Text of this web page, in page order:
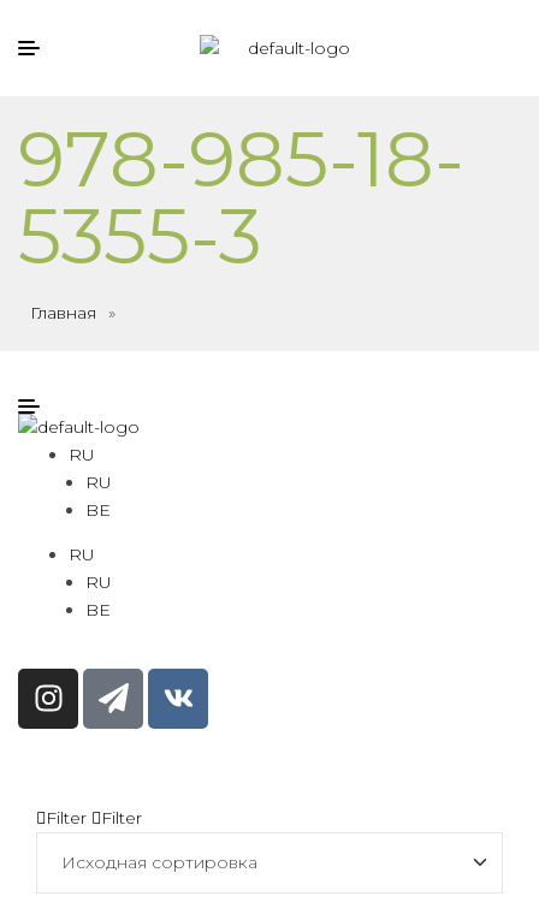
978-985-18-
5355-3
Главная »
RU
RU
BE
RU
RU
BE
Filter Filter